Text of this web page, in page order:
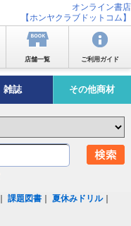
オンライン書店
【ホンヤクラブドットコム】
店舗一覧 ご利用ガイド
雑誌 その他商材
｜課題図書 ｜夏休みドリル｜